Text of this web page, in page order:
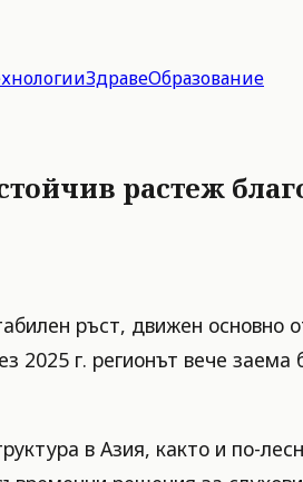
ЗдравеОбразование
растеж
ръст, движен основно
г. регионът вече заема
в Азия, както и по-